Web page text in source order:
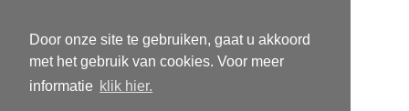
Door onze site te gebruiken, gaat u akkoord
met het gebruik van cookies. Voor meer
informatie klik hier.